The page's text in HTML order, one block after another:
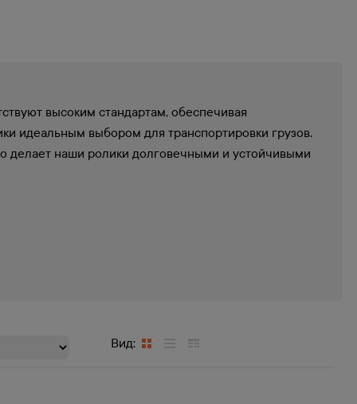
высоким стандартам, обеспечивая
идеальным выбором для транспортировки грузов.
делает наши ролики долговечными и устойчивыми
Вид: